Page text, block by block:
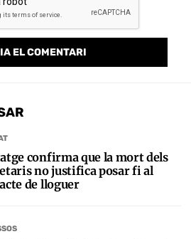
confirma que la mort dels
no justifica posar fi al
de lloguer